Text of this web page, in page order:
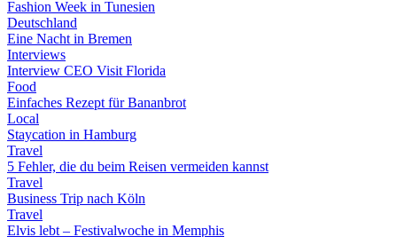
Fashion Week in Tunesien
Deutschland
Eine Nacht in Bremen
Interviews
Interview CEO Visit Florida
Food
Einfaches Rezept für Bananbrot
Local
Staycation in Hamburg
Travel
5 Fehler, die du beim Reisen vermeiden kannst
Travel
Business Trip nach Köln
Travel
Elvis lebt – Festivalwoche in Memphis